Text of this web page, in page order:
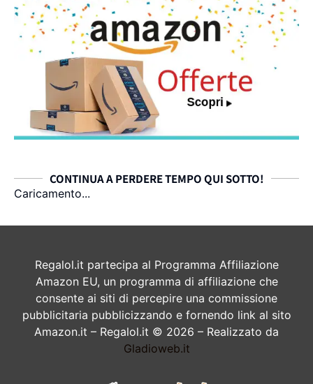
CONTINUA A PERDERE TEMPO QUI SOTTO!
Caricamento...
Regalol.it partecipa al Programma Affiliazione
Amazon EU, un programma di affiliazione che
consente ai siti di percepire una commissione
pubblicitaria pubblicizzando e fornendo link al sito
Amazon.it – Regalol.it © 2026 – Realizzato da
Gladioweb.it